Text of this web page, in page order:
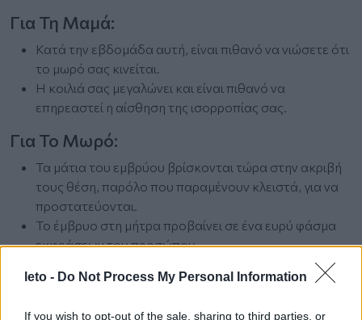
leto - Do Not Process My Personal Information
If you wish to opt-out of the sale, sharing to third parties, or
Για Τη Μαμά:
Κατά την εβδομάδα αυτή, είναι πιθανό να νιώσετε ότι
το μωρό σας κινείται.
Η κοιλιά σας μεγαλώνει και είναι πιθανό να
επηρεαστεί η αίσθηση της ισορροπίας σας.
Για Το Μωρό:
Τα μάτια του εμβρύου βρίσκονται τώρα στην ακριβή
τους θέση, παρόλο που παραμένουν κλειστά, για να
προστατεύονται.
Το έμβρυο στη μήτρα προβαίνει σε ένα ευρύ φάσμα
εκφράσεων του προσώπου.
Το χνούδι καλύπτει όλο το σώμα του μωρού και θα
παραμείνει μέχρι την γέννηση.